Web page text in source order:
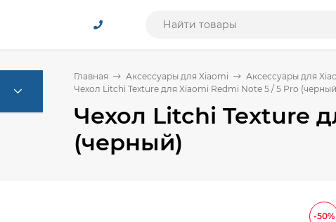
Главная Аксессуары для Xiaomi Аксессуары для
Чехол Litchi Texture для Xiaomi Redmi Note 5 / 5 Pro
Чехол Litchi Texture
(черный)
-50%